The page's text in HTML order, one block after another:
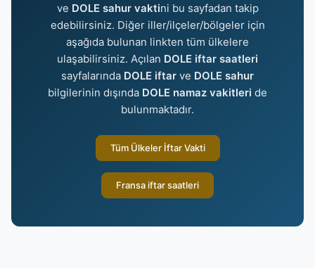
ve DOLE sahur vaktini bu sayfadan takip
edebilirsiniz. Diğer iller/ilçeler/bölgeler için
aşağıda bulunan linkten tüm ülkelere
ulaşabilirsiniz. Açılan DOLE iftar saatleri
sayfalarında DOLE iftar ve DOLE sahur
bilgilerinin dışında DOLE namaz vakitleri de
bulunmaktadır.
Tüm Ülkeler İftar Vakti
Fransa iftar saatleri